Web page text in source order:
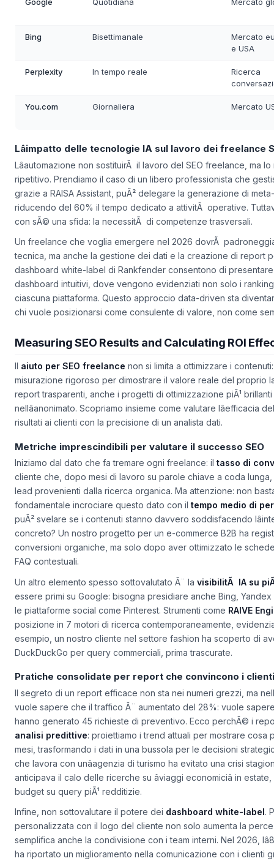
Mercato
Ricerca
Lâimpatto delle tecnologie IA sul lavoro dei freelance
Lâautomazione non sostituirÃ il lavoro del SEO freelance, ma
ripetitivo. Prendiamo il caso di un libero professionista che
grazie a RAISA Assistant, puÃ² delegare la generazione di
riducendo del 60% il tempo dedicato a attivitÃ operative.
con sÃ© una sfida:
la necessitÃ di competenze trasversali
Un freelance che voglia emergere nel 2026 dovrÃ
tecnica, ma anche lagestione dei dati e la creazione di report
dashboard white-label di Rankfender consentono di
dashboard intuitivi, dove vengono evidenziati non solo i
ciascuna piattaforma. Questo approccio data-driven sta
Ilaiuto per SEO freelancenon si limita a ottimizzare i
misurazione rigoroso per dimostrare il valore reale del proprio
report trasparenti, anche i progetti di ottimizzazione piÃ¹
nellâanonimato. Scopriamo insieme come valutare lâefficacia
Metriche imprescindibili per valutare il successo SEO
Iniziamo dal dato che fa tremare ogni freelance: il tasso di
cliente che, dopo mesi di lavoro su parole chiave a coda
lead provenienti dalla ricerca organica. Ma attenzione: non
fondamentale incrociare questo dato con il tempo medio di
puÃ² svelare se i contenuti stanno davvero soddisfacendo
concreto? Un nostro progetto per un e-commerce B2B ha
conversioni organiche, ma solo dopo aver ottimizzato le
Un altro elemento spesso sottovalutato Ã¨ lavisibilitÃ IA su
essere primi su Google: bisogna presidiare anche Bing,
le piattaforme social come Pinterest. Strumenti comeRAIVE
posizione in 7 motori di ricerca contemporaneamente,
esempio, un nostro cliente nel settore fashion ha scoperto di
Pratiche consolidate per report che convincono i clienti
Il segreto di un report efficace non sta nei numeri grezzi, ma
vuole sapere che il traffico Ã¨ aumentato del 28%: vuole
hanno generato 45 richieste di preventivo. Ecco perchÃ© i
analisi predittive: proiettiamo i trend attuali per mostrare cosa
mesi, trasformando i dati in una bussola per le decisioni
che lavora con unâagenzia di turismo ha evitato una crisi
anticipava il calo delle ricerche su âviaggi economiciâ in
budget su query piÃ¹ redditizie.
Infine, non sottovalutare il potere dei dashboard white-label.
personalizzata con il logo del cliente non solo aumenta la
semplifica anche la condivisione con i team interni. Nel 2026,